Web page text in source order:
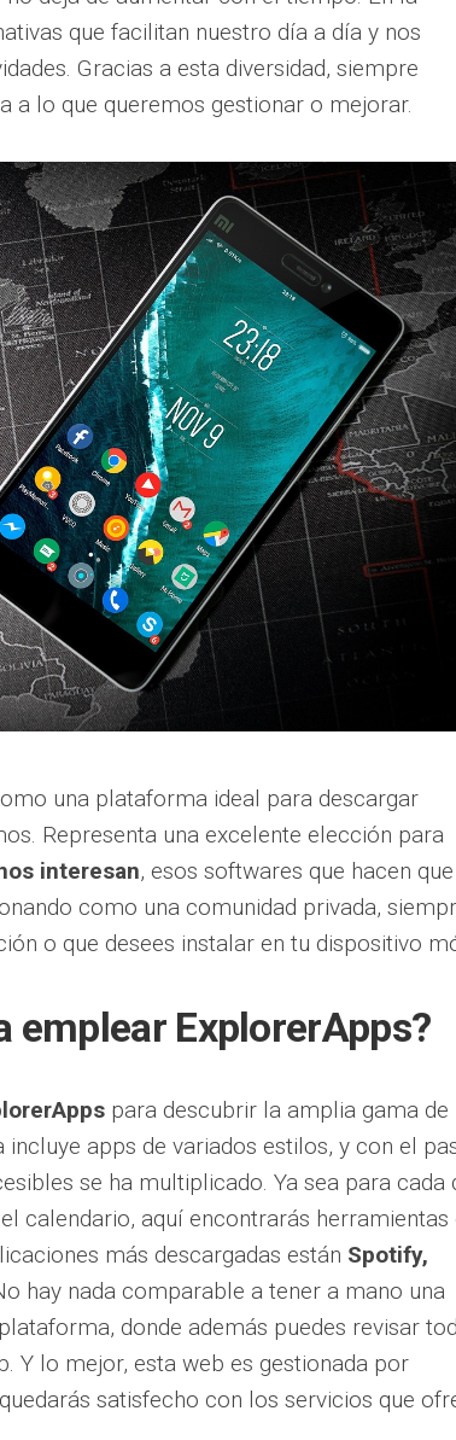
que facilitan nuestro día a día y nos
Gracias a esta diversidad, siempre
a lo que queremos gestionar o mejorar.
una plataforma ideal para descargar
Representa una excelente elección para
interesan, esos softwares que hacen que
como una comunidad privada,
o que desees instalar en tu dispositivo
emplear ExplorerApps?
para descubrir la amplia gama de
apps de variados estilos, y con el
se ha multiplicado. Ya sea para cada
calendario, aquí encontrarás herramientas
más descargadas están Spotify,
hay nada comparable a tener a mano una
donde además puedes revisar
Y lo mejor, esta web es gestionada por
satisfecho con los servicios que